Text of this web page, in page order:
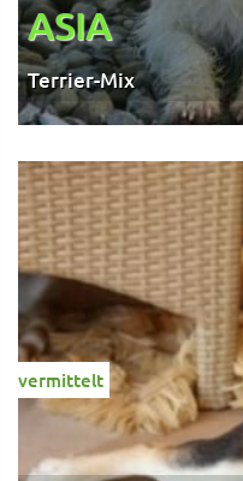
ASIA
Terrier-Mix
vermittelt